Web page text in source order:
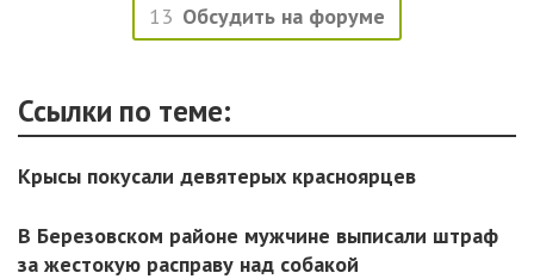
13 Обсудить на форуме
Ссылки по теме:
Крысы покусали девятерых красноярцев
В Березовском районе мужчине выписали штраф
за жестокую расправу над собакой